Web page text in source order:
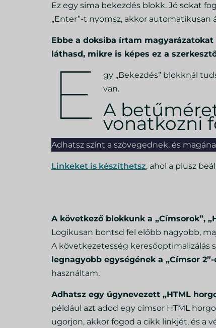
Ez egy sima bekezdés blokk. Jó sokat
„Enter”-t nyomsz, akkor
Ebbe a doksiba írtam
láthasd, mikre is képes ez a
E
gy „Bekezdés” blokknál
van.
A
vonatkozni
Adhatsz színt a szövegednek, és
Linkeket is készíthetsz, ahol a plusz
A következő blokkunk a „Címsorok”,
Logikusan bontsd fel előbb nagyobb,
A következetesség keresőoptimalizálás
legnagyobb egységének a „Címsor
használtam.
Adhatsz egy úgynevezett „HTML
például azt adod egy címsor HTML
ugorjon, akkor fogod a cikk linkjét, és a